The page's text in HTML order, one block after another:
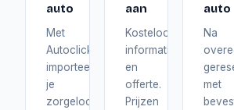
auto
Met
Autoclick
importeer
je
zorgeloos
aan
Kosteloos
informatie
en
offerte.
Prijzen
auto
Na
met